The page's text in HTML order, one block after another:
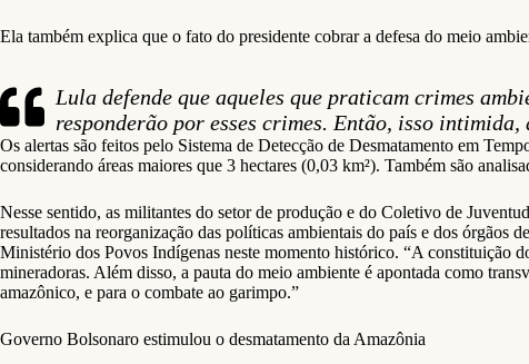
Ela também explica que o fato do presidente cobrar a defesa do meio
Lula defende que aqueles que praticam crimes
responderão por esses crimes. Então, isso
Os alertas são feitos pelo Sistema de Detecção de Desmatamento em
considerando áreas maiores que 3 hectares (0,03 km²). Também são
Nesse sentido, as militantes do setor de produção e do Coletivo de
resultados na reorganização das políticas ambientais do país e dos
Ministério dos Povos Indígenas neste momento histórico. “A constituição
mineradoras. Além disso, a pauta do meio ambiente é apontada como
amazônico, e para o combate ao garimpo.”
Governo Bolsonaro estimulou o desmatamento da Amazônia